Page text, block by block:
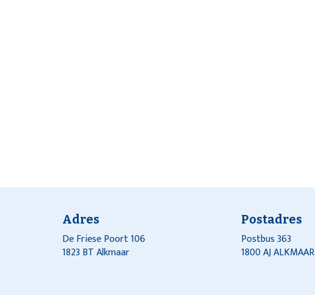
Adres
De Friese Poort 106
1823 BT Alkmaar
Postadres
Postbus 363
1800 AJ ALKMAAR